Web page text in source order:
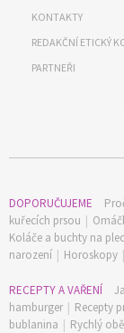
KONTAKTY
REDAKČNÍ ETICKÝ
PARTNEŘI
DOPORUČUJEME
kuřecích prsou |
Koláče a buchty na
narození | Horoskopy |
RECEPTY A VAŘENÍ
hamburger | Recepty
bublanina | Rychlý